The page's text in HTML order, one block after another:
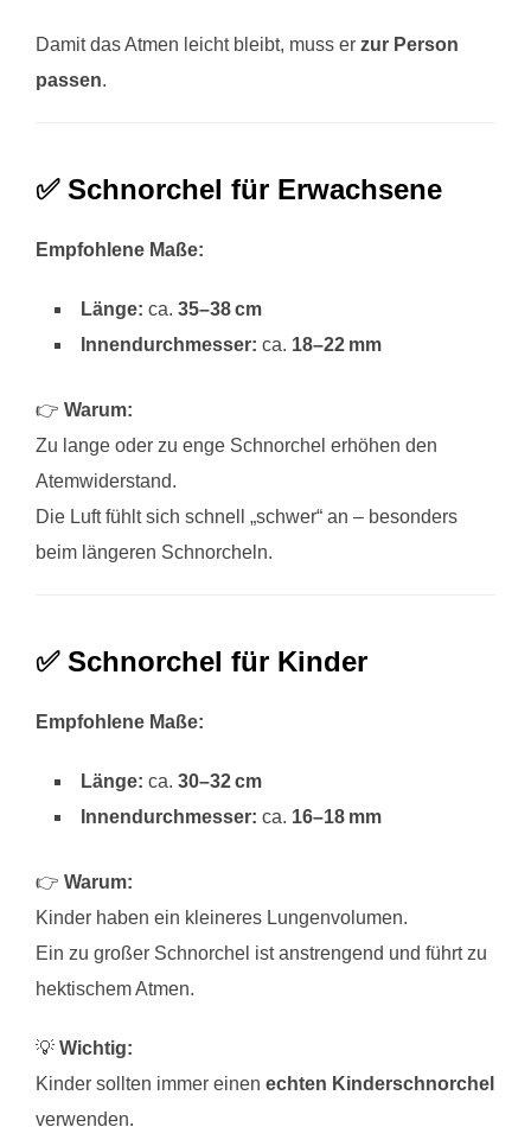
Damit das Atmen leicht bleibt, muss er zur Person
passen.
✅ Schnorchel für Erwachsene
Empfohlene Maße:
Länge: ca. 35–38 cm
Innendurchmesser: ca. 18–22 mm
👉 Warum:
Zu lange oder zu enge Schnorchel erhöhen den
Atemwiderstand.
Die Luft fühlt sich schnell „schwer“ an – besonders
beim längeren Schnorcheln.
✅ Schnorchel für Kinder
Empfohlene Maße:
Länge: ca. 30–32 cm
Innendurchmesser: ca. 16–18 mm
👉 Warum:
Kinder haben ein kleineres Lungenvolumen.
Ein zu großer Schnorchel ist anstrengend und führt zu
hektischem Atmen.
💡 Wichtig:
Kinder sollten immer einen echten Kinderschnorchel
verwenden.